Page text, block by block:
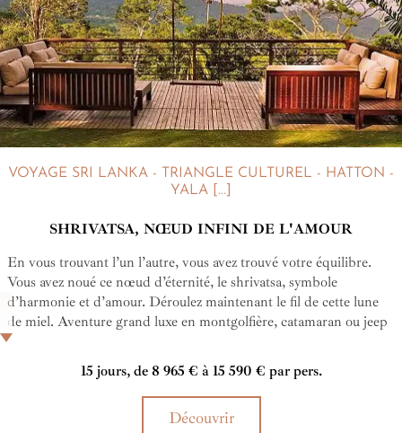
VOYAGE SRI LANKA - TRIANGLE CULTUREL - HATTON -
YALA [...]
SHRIVATSA, NŒUD INFINI DE L'AMOUR
En vous trouvant l’un l’autre, vous avez trouvé votre équilibre.
Vous avez noué ce nœud d’éternité, le shrivatsa, symbole
d’harmonie et d’amour. Déroulez maintenant le fil de cette lune
de miel. Aventure grand luxe en montgolfière, catamaran ou jeep
dans les parcs de Yala et Minneriya - où faire un safari en duo au
Sri Lanka prend tout son sens - votre béatitude accompagnera
chaque instant de ce circuit de 15 jours.
15 jours, de 8 965 € à 15 590 € par pers.
Découvrir